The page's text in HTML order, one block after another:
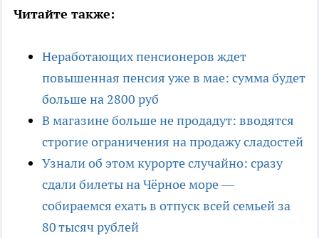
Читайте также:
Неработающих пенсионеров ждет
повышенная пенсия уже в мае: сумма будет
больше на 2800 руб
В магазине больше не продадут: вводятся
строгие ограничения на продажу сладостей
Узнали об этом курорте случайно: сразу
сдали билеты на Чёрное море —
собираемся ехать в отпуск всей семьей за
80 тысяч рублей